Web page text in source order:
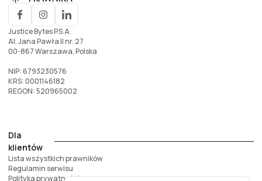
Justice Bytes P.S.A.
Al. Jana Pawła II nr. 27
00-867 Warszawa, Polska
NIP: 6793230576
KRS: 0001146182
REGON: 520965002
Dla
klientów
Lista wszystkich prawników
Regulamin serwisu
Polityka prywatności